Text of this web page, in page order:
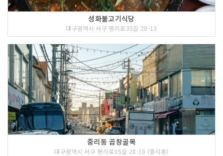
성화불고기식당
대구광역시 서구 평리로35길 28-13
중리동 곱창골목
대구광역시 서구 평리로35길 28-10 (중리동)